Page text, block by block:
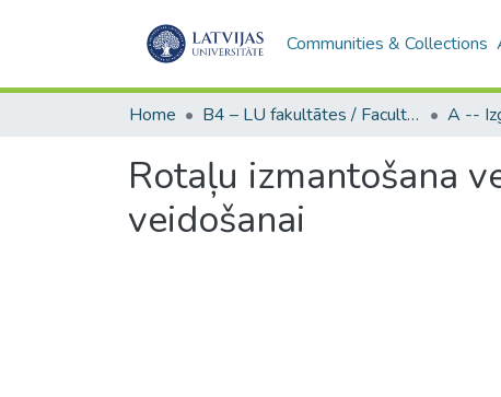
Communities & Collections
Home B4 – LU fakultātes / Faculties of the UL
Rotaļu izmantošana
veidošanai